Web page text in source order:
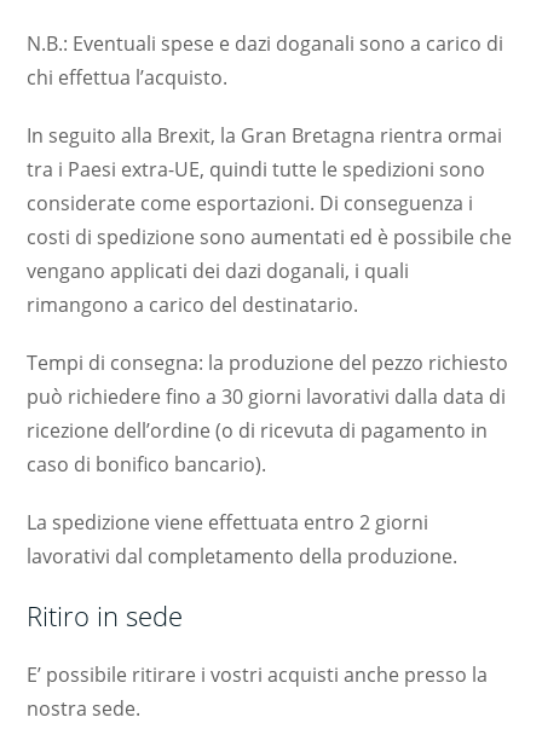
N.B.: Eventuali spese e dazi doganali sono a carico di
chi effettua l’acquisto.
In seguito alla Brexit, la Gran Bretagna rientra ormai
tra i Paesi extra-UE, quindi tutte le spedizioni sono
considerate come esportazioni. Di conseguenza i
costi di spedizione sono aumentati ed è possibile che
vengano applicati dei dazi doganali, i quali
rimangono a carico del destinatario.
Tempi di consegna: la produzione del pezzo richiesto
può richiedere fino a 30 giorni lavorativi dalla data di
ricezione dell’ordine (o di ricevuta di pagamento in
caso di bonifico bancario).
La spedizione viene effettuata entro 2 giorni
lavorativi dal completamento della produzione.
Ritiro in sede
E’ possibile ritirare i vostri acquisti anche presso la
nostra sede.